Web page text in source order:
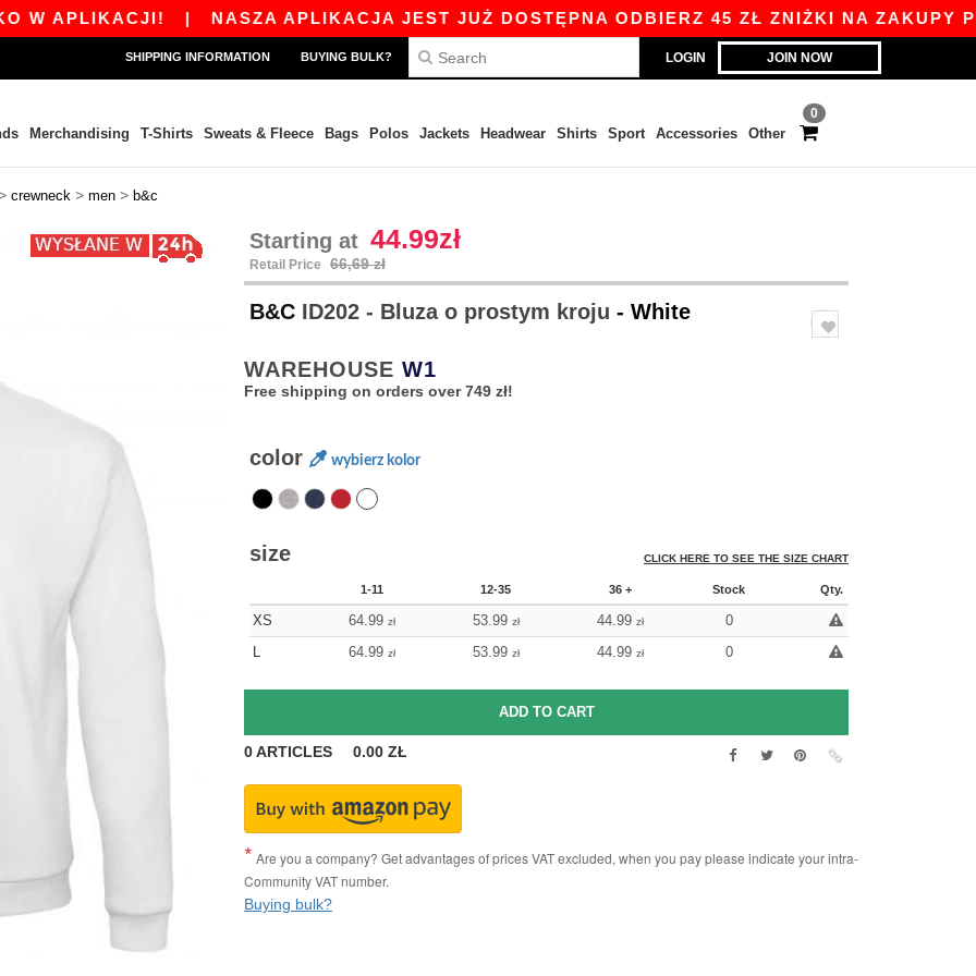
|NASZA APLIKACJA JEST JUŻ DOSTĘPNA ODBIERZ 45 ZŁ ZNIŻKI NA ZAKUPY
LOGIN JOIN NOW
SHIPPING INFORMATION BUYING BULK?
0
Merchandising T-Shirts Sweats & Fleece Bags Polos Jackets Headwear Shirts Sport Accessories Other
crewneck > men > b&c
Starting at 44.99zł
Retail Price 66,69 zł
B&C ID202 - Bluza o prostym kroju - White
WAREHOUSE W1
Free shipping on orders over 749 zł!
color wybierz kolor
size CLICK HERE TO SEE THE SIZE CHART
1-11 12-35 36 + Stock Qty.
XS 64.99 zł 53.99 zł 44.99 zł
0
L
64.99 zł 53.99 zł 44.99 zł 0
0ARTICLES 0.00 ZŁ
Are you a company? Get advantages of prices VAT excluded, when you pay please indicate your intra-
Community VAT number.
Buying bulk?